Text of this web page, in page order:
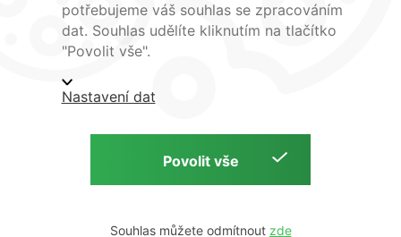
Ochrana osobních údajů
potřebujeme váš souhlas se zpracováním
dat. Souhlas udělíte kliknutím na tlačítko
"Povolit vše".
Nastavení dat
Souhlas můžete odmítnout